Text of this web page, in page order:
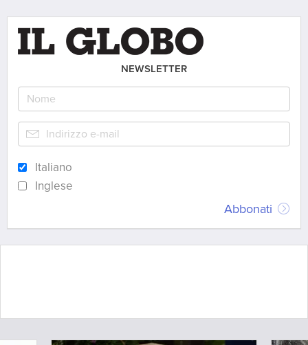
NEWSLETTER
Italiano
Inglese
Abbonati